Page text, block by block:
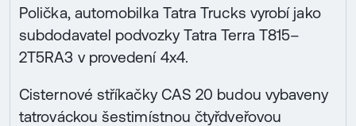
Polička, automobilka Tatra Trucks vyrobí jako
subdodavatel podvozky Tatra Terra T815–
2T5RA3 v provedení 4x4.
Cisternové stříkačky CAS 20 budou vybaveny
tatrováckou šestimístnou čtyřdveřovou